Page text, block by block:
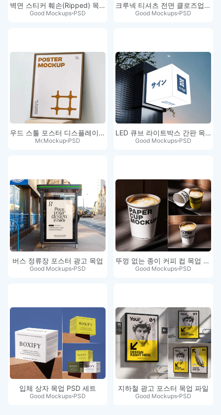
벽면 스티커 훼손(Ripped) 목업
Good Mockups PSD
크루넥 티셔츠 전면 클로즈업 목업
Good Mockups PSD
우드 스툴 포스터 디스플레이 목업
Mr.Mockup PSD
LED 큐브 라이트박스 간판 목업 PSD
Good Mockups PSD
버스 정류장 포스터 광고 목업
Good Mockups PSD
뚜껑 없는 종이 커피 컵 목업 세트
Good Mockups PSD
입체 상자 목업 PSD 세트
Good Mockups PSD
지하철 광고 포스터 목업 파일
Good Mockups PSD